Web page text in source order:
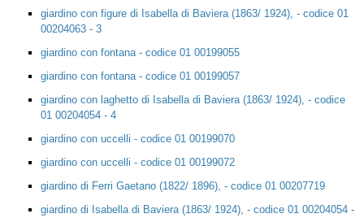
giardino con figure di Isabella di Baviera (1863/ 1924), - codice 01
00204063 - 3
giardino con fontana - codice 01 00199055
giardino con fontana - codice 01 00199057
giardino con laghetto di Isabella di Baviera (1863/ 1924), - codice
01 00204054 - 4
giardino con uccelli - codice 01 00199070
giardino con uccelli - codice 01 00199072
giardino di Ferri Gaetano (1822/ 1896), - codice 01 00207719
giardino di Isabella di Baviera (1863/ 1924), - codice 01 00204054 -